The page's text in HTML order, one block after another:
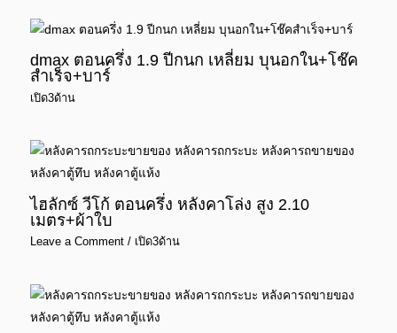
dmax ตอนครึ่ง 1.9 ปีกนก เหลี่ยม บุนอกใน+โช๊ค
สำเร็จ+บาร์
เปิด3ด้าน
ไฮลักซ์ วีโก้ ตอนครึ่ง หลังคาโล่ง สูง 2.10
เมตร+ผ้าใบ
Leave a Comment / เปิด3ด้าน